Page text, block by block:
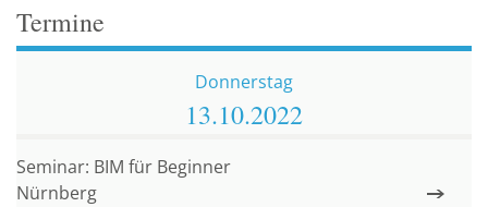
Termine
Donnerstag
13.10.2022
Nürnberg
Seminar: BIM für Beginner